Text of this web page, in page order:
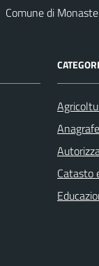
Comune di
Catasto